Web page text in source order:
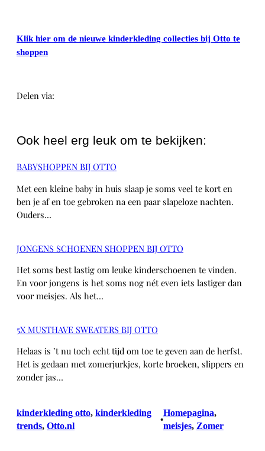
Klik hier om de nieuwe kinderkleding collecties bij Otto te
shoppen
Delen via:
Ook heel erg leuk om te bekijken:
BABYSHOPPEN BIJ OTTO
Met een kleine baby in huis slaap je soms veel te kort en
ben je af en toe gebroken na een paar slapeloze nachten.
Ouders…
JONGENS SCHOENEN SHOPPEN BIJ OTTO
Het soms best lastig om leuke kinderschoenen te vinden.
En voor jongens is het soms nog nét even iets lastiger dan
voor meisjes. Als het…
5X MUSTHAVE SWEATERS BIJ OTTO
Helaas is ’t nu toch echt tijd om toe te geven aan de herfst.
Het is gedaan met zomerjurkjes, korte broeken, slippers en
zonder jas…
kinderkleding otto, kinderkleding
trends, Otto.nl
•
Homepagina ,
meisjes, Zomer